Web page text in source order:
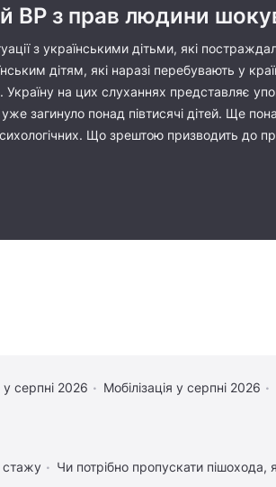
з прав людини
з українськими дітьми, які
дітям, які наразі перебувають у
на цих слуханнях представляє
загинуло понад півтисячі дітей. Ще
Що зрештою призводить до
у серпні 2026
Мобілізація у серпні 2026
стажу Чи потрібно пропускати пішохода,